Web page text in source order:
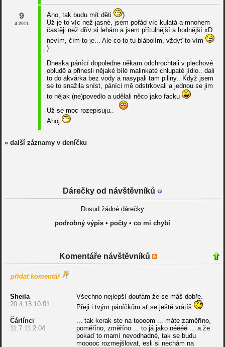
9
4.2011
Ano, tak budu mít děti
)
Už je to víc než jasné, jsem pořád víc kulatá a mnohem
častěji než dřív si lehám a jsem přítulnější a hodnější xD
nevím, čím to je... Ale co to tu blábolím, vždyť to vím
)
Dneska pánící dopoledne někam odchrochtali v plechové
obludě a přinesli nějaké bílé malinkaté chlupaté jídlo.. dali
to do akvárka bez vody a nasypali tam piliny.. Když jsem
se to snažila sníst, páníci mě odstrkovali a jednou se jim
to nějak (ne)povedlo a udělali něco jako facku
Už se moc rozepisuju..
Ahoj
» další záznamy v deníčku
Dárečky od návštěvníků
Dosud žádné dárečky
podrobný výpis• počty• co mi chybí
Komentáře návštěvníků
přidat komentář
Sheila
20.4.13 10:01
Všechno nejlepší doufám že se máš dobře.
Přeji i tvým páníčkům ať se ještě vrátíš
Čárlínci
11.7.11 2:04
... tak kerak ste na toooom ... máte zaměříno,
poměříno, změříno ... to já jako néééé ... a že
pokaď to mamí nevodhadné, tak se budu
mooooc rozmejšlovat, esli si nechám na